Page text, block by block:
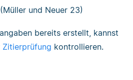
und Neuer 23)
bereits erstellt, kannst
Zitierprüfung kontrollieren.